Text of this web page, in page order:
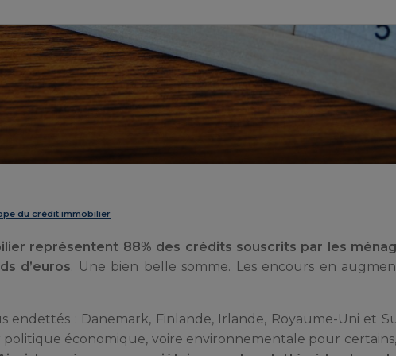
du crédit immobilier
représentent 88% des crédits souscrits par les
d’euros. Une bien belle somme. Les encours en
endettés : Danemark, Finlande, Irlande, Royaume-Uni et
économique, voire environnementale pour